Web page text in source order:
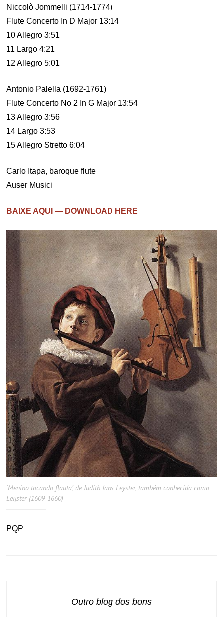
Niccolò Jommelli (1714-1774)
Flute Concerto In D Major 13:14
10 Allegro 3:51
11 Largo 4:21
12 Allegro 5:01
Antonio Palella (1692-1761)
Flute Concerto No 2 In G Major 13:54
13 Allegro 3:56
14 Largo 3:53
15 Allegro Stretto 6:04
Carlo Itapa, baroque flute
Auser Musici
BAIXE AQUI — DOWNLOAD HERE
‘Menino tocando flauta’, de Judith Jans Leyster, também conhecida como
Leijster (1609-1660)
PQP
Outro blog dos bons